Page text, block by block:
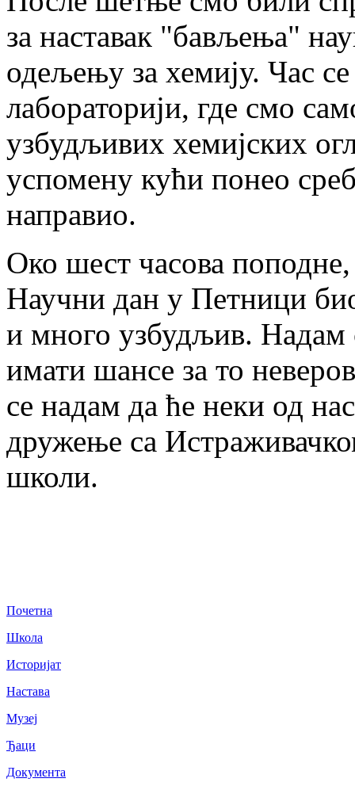
за наставак "бављења"
одељењу за хемију. Час се
лабораторији, где смо
узбудљивих хемијских
успомену кући понео
направио.
Око шест часова
Научни дан у Петници
и много узбудљив. Надам
имати шансе за то
се надам да ће неки од
дружење са
школи.
Почетна
Школа
Историјат
Настава
Музеј
Ђаци
Документа